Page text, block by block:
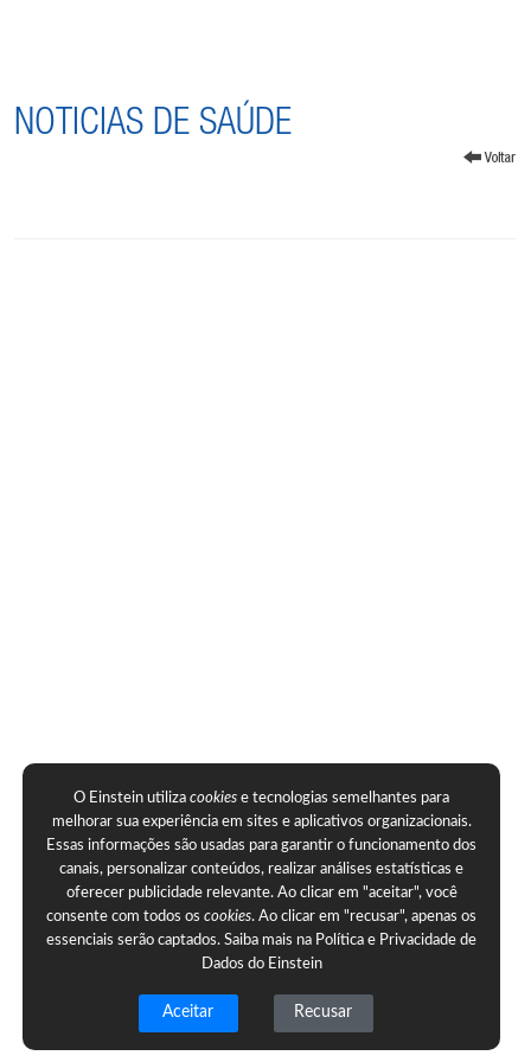
NOTICIAS DE SAÚDE
O Einstein utilizacookies e tecnologias semelhantes para
melhorar sua experiência em sites e aplicativos organizacionais.
Essas informações são usadas para garantir o funcionamento dos
canais, personalizar conteúdos, realizar análises estatísticas e
oferecer publicidade relevante. Ao clicar em "aceitar", você
consente com todos oscookies. Ao clicar em "recusar", apenas os
essenciais serão captados. Saiba mais na Política e Privacidade de
Dados do Einstein
Aceitar Recusar